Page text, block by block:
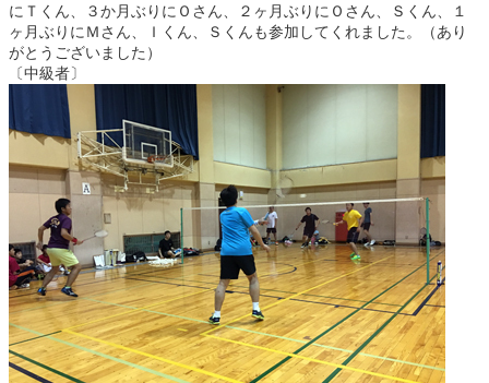
にＴくん、３か月ぶりにＯさん、２ヶ月ぶりにＯさん、Ｓくん、１
ヶ月ぶりにＭさん、Ｉくん、Ｓくんも参加してくれました。（あり
がとうございました）
〔中級者〕